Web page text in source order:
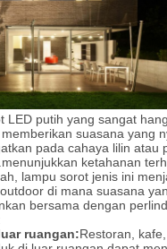
LED putih yang sangat
suasana yang
pada cahaya lilin atau
ketahanan
lampu sorot jenis ini
di mana suasana
bersama dengan
ruangan:Restoran,